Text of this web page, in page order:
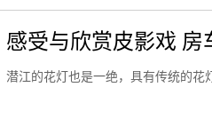
感受与欣赏皮影戏 房
潜江的花灯也是一绝，具有传统的花灯